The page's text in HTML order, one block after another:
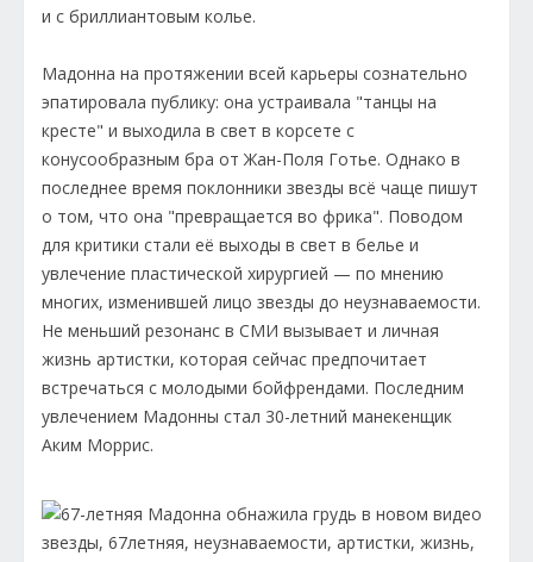
и с бриллиантовым колье.
Мадонна на протяжении всей карьеры сознательно
эпатировала публику: она устраивала "танцы на
кресте" и выходила в свет в корсете с
конусообразным бра от Жан-Поля Готье. Однако в
последнее время поклонники звезды всё чаще пишут
о том, что она "превращается во фрика". Поводом
для критики стали её выходы в свет в белье и
увлечение пластической хирургией — по мнению
многих, изменившей лицо звезды до неузнаваемости.
Не меньший резонанс в СМИ вызывает и личная
жизнь артистки, которая сейчас предпочитает
встречаться с молодыми бойфрендами. Последним
увлечением Мадонны стал 30-летний манекенщик
Аким Моррис.